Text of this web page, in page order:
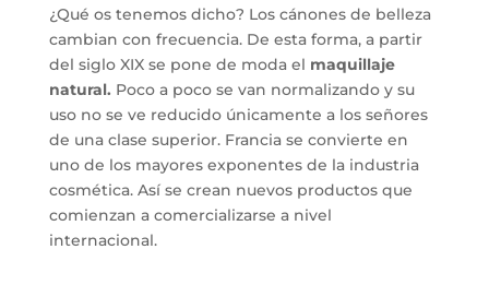
¿Qué os tenemos dicho? Los cánones de belleza
cambian con frecuencia. De esta forma, a partir
del siglo XIX se pone de moda el maquillaje
natural. Poco a poco se van normalizando y su
uso no se ve reducido únicamente a los señores
de una clase superior. Francia se convierte en
uno de los mayores exponentes de la industria
cosmética. Así se crean nuevos productos que
comienzan a comercializarse a nivel
internacional.